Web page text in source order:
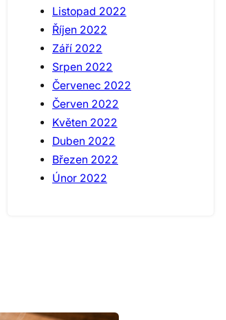
Listopad 2022
Říjen 2022
Září 2022
Srpen 2022
Červenec 2022
Červen 2022
Květen 2022
Duben 2022
Březen 2022
Únor 2022